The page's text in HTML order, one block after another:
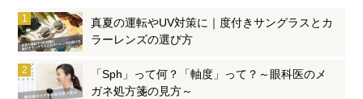
真夏の運転やUV対策に｜度付きサングラスとカ
ラーレンズの選び方
「Sph」って何？「軸度」って？～眼科医のメ
ガネ処方箋の見方～